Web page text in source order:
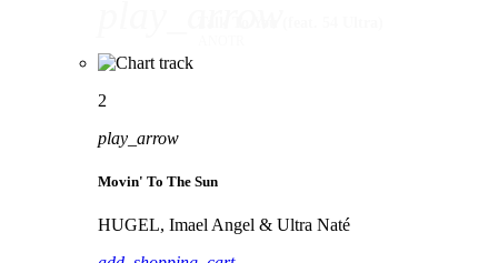
2
play_arrow
Movin' To The Sun
HUGEL, Imael Angel & Ultra Naté